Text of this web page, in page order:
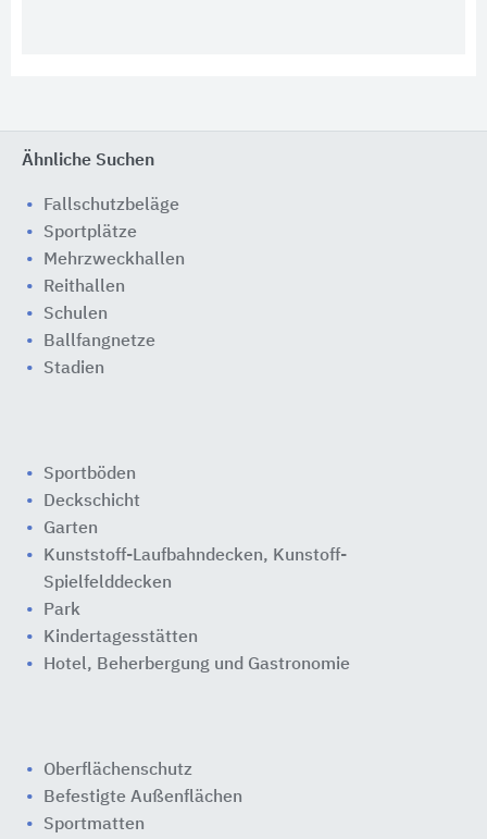
Ähnliche Suchen
Fallschutzbeläge
Sportplätze
Mehrzweckhallen
Reithallen
Schulen
Ballfangnetze
Stadien
Sportböden
Deckschicht
Garten
Kunststoff-Laufbahndecken, Kunstoff-
Spielfelddecken
Park
Kindertagesstätten
Hotel, Beherbergung und Gastronomie
Oberflächenschutz
Befestigte Außenflächen
Sportmatten